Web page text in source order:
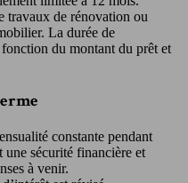
travaux de rénovation ou
La durée de
du montant du prêt et
constante pendant
une sécurité financière et
à venir.